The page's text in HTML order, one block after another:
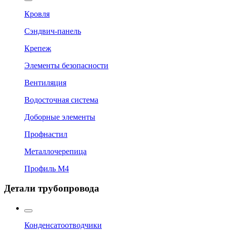
Кровля
Сэндвич-панель
Крепеж
Элементы безопасности
Вентиляция
Водосточная система
Доборные элементы
Профнастил
Металлочерепица
Профиль М4
Детали трубопровода
Конденсатоотводчики